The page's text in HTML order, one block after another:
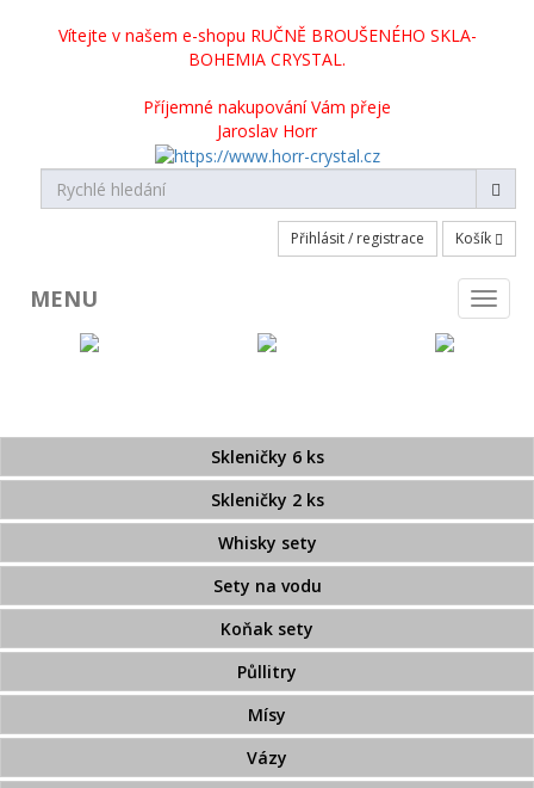
Vítejte v našem e-shopu RUČNĚ BROUŠENÉHO SKLA-
BOHEMIA CRYSTAL.
Příjemné nakupování Vám přeje
Jaroslav Horr
Přihlásit / registrace Košík
MENU
Skleničky 6 ks
Skleničky 2 ks
Whisky sety
Sety na vodu
Koňak sety
Půllitry
Mísy
Vázy